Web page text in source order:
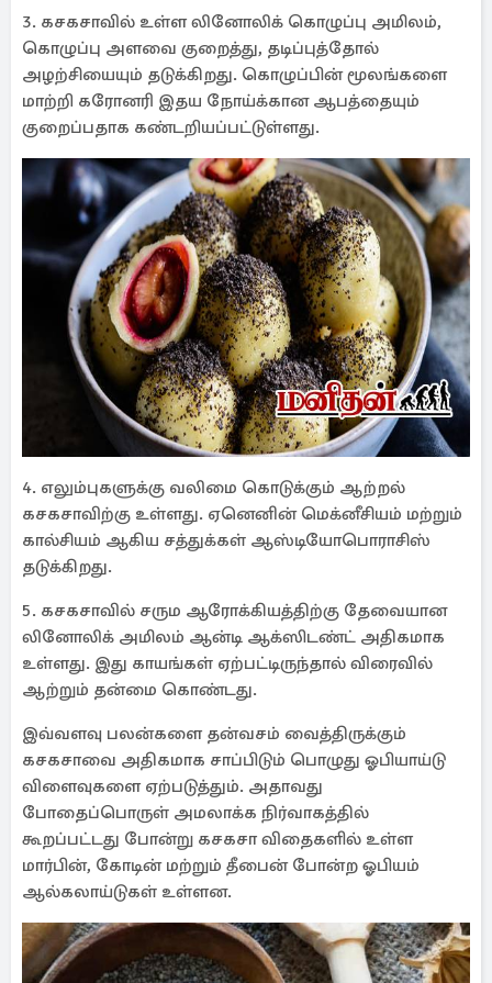
3. கசகசாவில் உள்ள லினோலிக் கொழுப்பு அமிலம்,
கொழுப்பு அளவை குறைத்து, தடிப்புத்தோல்
அழற்சியையும் தடுக்கிறது. கொழுப்பின் மூலங்களை
மாற்றி கரோனரி இதய நோய்க்கான ஆபத்தையும்
குறைப்பதாக கண்டறியப்பட்டுள்ளது.
4. எலும்புகளுக்கு வலிமை கொடுக்கும் ஆற்றல்
கசகசாவிற்கு உள்ளது. ஏனெனின் மெக்னீசியம் மற்றும்
கால்சியம் ஆகிய சத்துக்கள் ஆஸ்டியோபொராசிஸ்
தடுக்கிறது.
5. கசகசாவில் சரும ஆரோக்கியத்திற்கு தேவையான
லினோலிக் அமிலம் ஆன்டி ஆக்ஸிடண்ட் அதிகமாக
உள்ளது. இது காயங்கள் ஏற்பட்டிருந்தால் விரைவில்
ஆற்றும் தன்மை கொண்டது.
இவ்வளவு பலன்களை தன்வசம் வைத்திருக்கும்
கசகசாவை அதிகமாக சாப்பிடும் பொழுது ஓபியாய்டு
விளைவுகளை ஏற்படுத்தும். அதாவது
போதைப்பொருள் அமலாக்க நிர்வாகத்தில்
கூறப்பட்டது போன்று கசகசா விதைகளில் உள்ள
மார்பின், கோடின் மற்றும் தீபைன் போன்ற ஓபியம்
ஆல்கலாய்டுகள் உள்ளன.